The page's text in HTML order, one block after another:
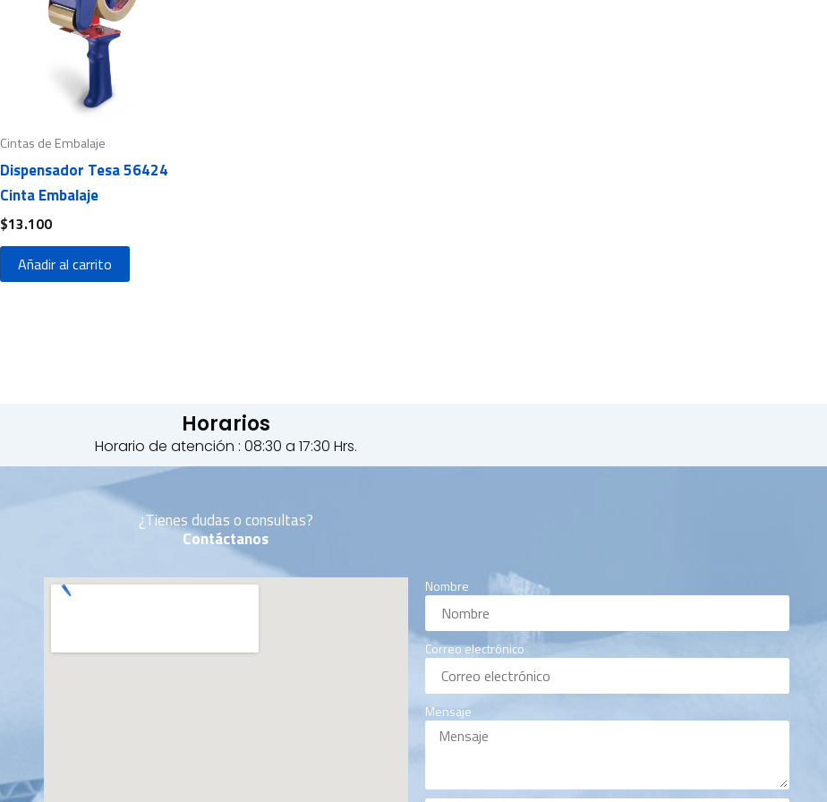
Cintas de Embalaje
Dispensador Tesa 56424
Cinta Embalaje
$13.100
Añadir al carrito
Horarios
Horario de atención : 08:30 a 17:30 Hrs.
¿Tienes dudas o consultas?
Contáctanos
Nombre
Correo electrónico
Mensaje